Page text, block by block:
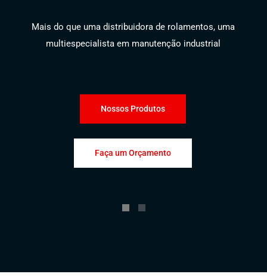
Mais do que uma distribuidora de rolamentos, uma
multiespecialista em manutenção industrial
Nossos Produtos
Faça um Orçamento